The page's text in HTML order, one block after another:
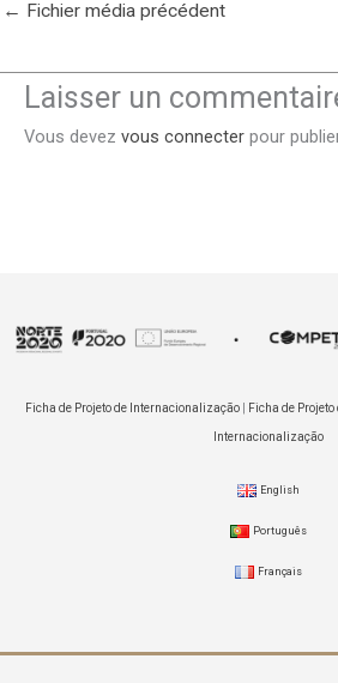
← Fichier média précédent
Laisser un
Vous devez vous connecter pour
Ficha de Projeto de Internacionalização Ficha de
Internacionalização
English
Português
Français